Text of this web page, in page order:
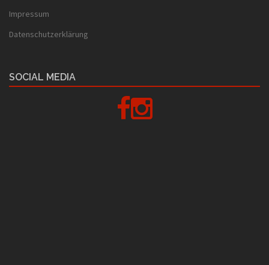
Impressum
Datenschutzerklärung
SOCIAL MEDIA
FacebookInstagram